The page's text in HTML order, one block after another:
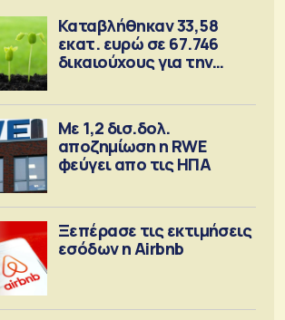
Καταβλήθηκαν 33,58
εκατ. ευρώ σε 67.746
δικαιούχους για την
Με 1,2 δισ.δολ.
αποζημίωση η RWE
φεύγει απο τις ΗΠΑ
Ξεπέρασε τις εκτιμήσεις
εσόδων η Airbnb